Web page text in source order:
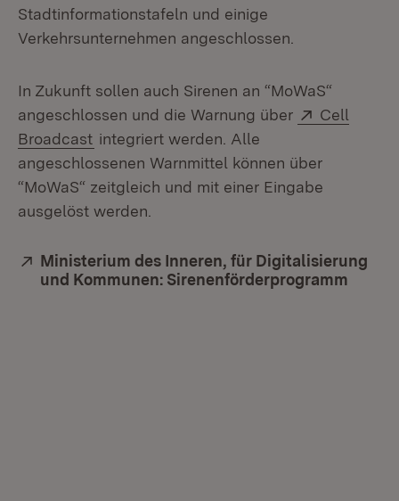
Stadtinformationstafeln und einige
Verkehrsunternehmen angeschlossen.
In Zukunft sollen auch Sirenen an “MoWaS“
angeschlossen und die Warnung über
Extern:
Cell
Broadcast (Öffnet in neuem Fenster)
integriert werden. Alle
angeschlossenen Warnmittel können über
“MoWaS“ zeitgleich und mit einer Eingabe
ausgelöst werden.
Extern:
Ministerium des Inneren, für Digitalisierung
und Kommunen: Sirenenförderprogramm